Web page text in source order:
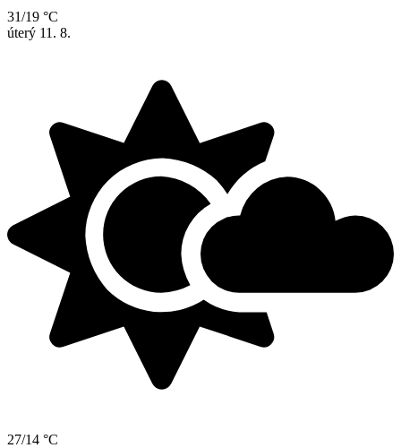
31/19 °C
úterý 11. 8.
27/14 °C